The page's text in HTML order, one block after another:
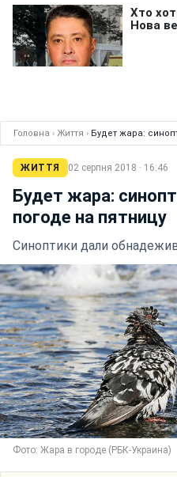
Головна › Життя › Будет жара:
ЖИТТЯ 02 серпня 2018 · 16:46
Будет жара:
погоде на пятницу
Синоптики дали
Фото: Жара в городе (РБК-Украина)